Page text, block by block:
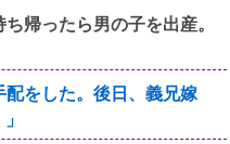
帰ったら男の子を出産。
をした。後日、義兄嫁